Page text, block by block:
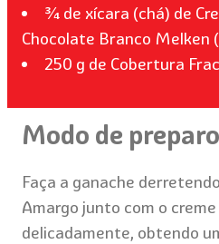
¾ de xícara (chá) de
Chocolate Branco Melken
250 g de Cobertura
Modo de preparo
Faça a ganache
Amargo junto com o
delicadamente, obtendo